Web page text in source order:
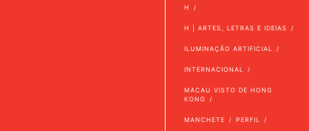
H
H | ARTES, LETRAS E IDEIAS
ILUMINAÇÃO ARTIFICIAL
INTERNACIONAL
MACAU VISTO DE HONG
KONG
MANCHETE PERFIL